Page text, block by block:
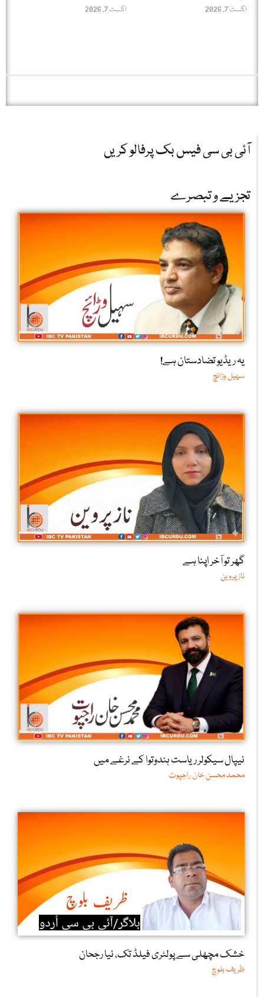
اگست 7, 2026 اگست 7, 2026
آئی بی سی فیس بک پرفالو کریں
تجزیے و تبصرے
یہ ریڈیو تضادستان ہے!
سہیل وڑائچ
گھر تو آخر اپنا ہے
ناز پروین
نیپال سیکولر ریاست ہندوتوا کے نرغے میں
محمد محسن خان راجپوت
خشک مچھلی سے پولٹری فیلڈ تک، نیا رجحان
ظریف بلوچ